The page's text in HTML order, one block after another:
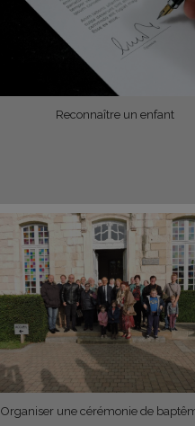
Reconnaître un enfant
Organiser une cérémonie de